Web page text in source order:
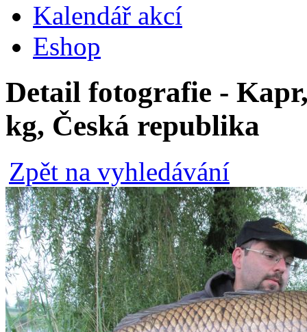
Kalendář akcí
Eshop
Detail fotografie -
kg, Česká republika
Zpět na vyhledávání